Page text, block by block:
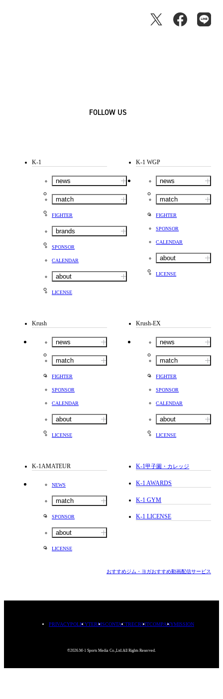
FOLLOW US
K-1
news
match
FIGHTER
brands
SPONSOR
CALENDAR
about
LICENSE
K-1 WGP
news
match
FIGHTER
SPONSOR
CALENDAR
about
LICENSE
Krush
news
match
FIGHTER
SPONSOR
CALENDAR
about
LICENSE
Krush-EX
news
match
FIGHTER
SPONSOR
CALENDAR
about
LICENSE
K-1AMATEUR
NEWS
match
SPONSOR
about
LICENSE
K-1甲子園・カレッジ
K-1 AWARDS
K-1 GYM
K-1 LICENSE
おすすめジム・ヨガおすすめ動画配信サービス
PRIVACYPOLICYTERMSCONTACTRECRUITCOMPANYMISSION
©2026.M-1 Sports Media Co.,Ltd.All Rights Reserved.